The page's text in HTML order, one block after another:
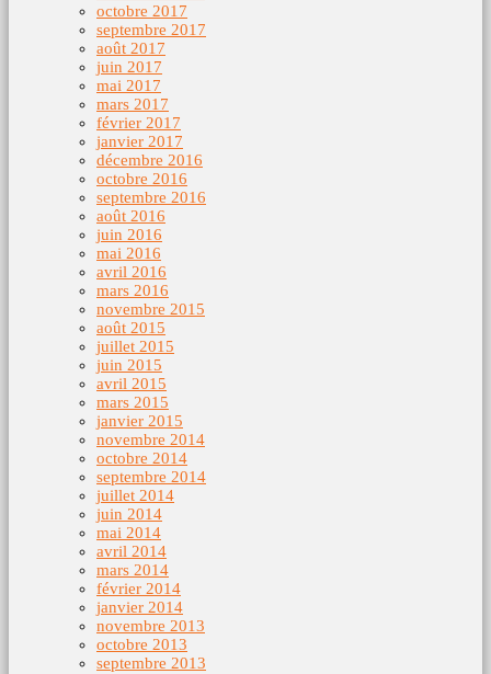
octobre 2017
septembre 2017
août 2017
juin 2017
mai 2017
mars 2017
février 2017
janvier 2017
décembre 2016
octobre 2016
septembre 2016
août 2016
juin 2016
mai 2016
avril 2016
mars 2016
novembre 2015
août 2015
juillet 2015
juin 2015
avril 2015
mars 2015
janvier 2015
novembre 2014
octobre 2014
septembre 2014
juillet 2014
juin 2014
mai 2014
avril 2014
mars 2014
février 2014
janvier 2014
novembre 2013
octobre 2013
septembre 2013